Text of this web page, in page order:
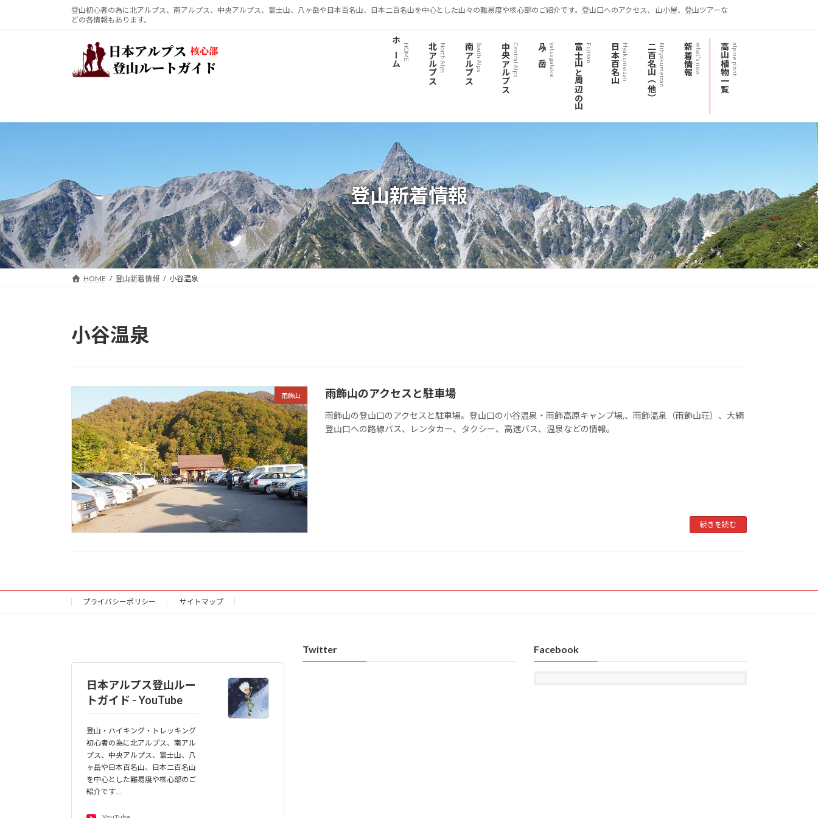
ッ
移
登山初心者の為に北アルプス、南アルプス、中央アルプス、富士山、八ヶ岳や日本百名山、日本二百名山を中心とした山々の難易度や核心部のご紹介です。登山口へのアクセス、 山小屋、登山ツアーな
どの各情報もあります。
ホーム HOME 北アルプスNorth Alps 南アルプスSouth Alps 中央アルプスCentral Alps 八ヶ岳yatsugatake 富士山と周辺の山Fujisan 日本百名山Hyakumeizan 二百名山（他）Nihyakumeizan 新着情報what's new 高山植物一覧alpine plant
登山新着情報
HOME 登山新着情報 小谷温泉
小谷温泉
雨飾山 雨飾山のアクセスと駐車場
雨飾山の登山口のアクセスと駐車場。登山口の小谷温泉・雨飾高原キャンプ場,、雨飾温泉（雨飾山荘）、大網
登山口への路線バス、レンタカー、タクシー、高速バス、温泉などの情報。
続きを読む
プライバシーポリシー サイトマップ
日本アルプス登山ルー
トガイド - YouTube
登山・ハイキング・トレッキング
初心者の為に北アルプス、南アル
プス、中央アルプス、富士山、八
ヶ岳や日本百名山、日本二百名山
を中心とした難易度や核心部のご
紹介です…
Twitter Facebook